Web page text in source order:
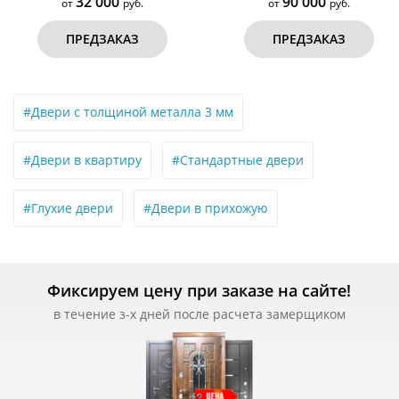
от
ПРЕДЗАКАЗ
от
#Двери с толщиной металла 3 мм
#Двери в квартиру #Стандартные двери
#Глухие двери #Двери в прихожую
Фиксируем цену при заказе на сайте!
в течение з-х дней после расчета замерщиком